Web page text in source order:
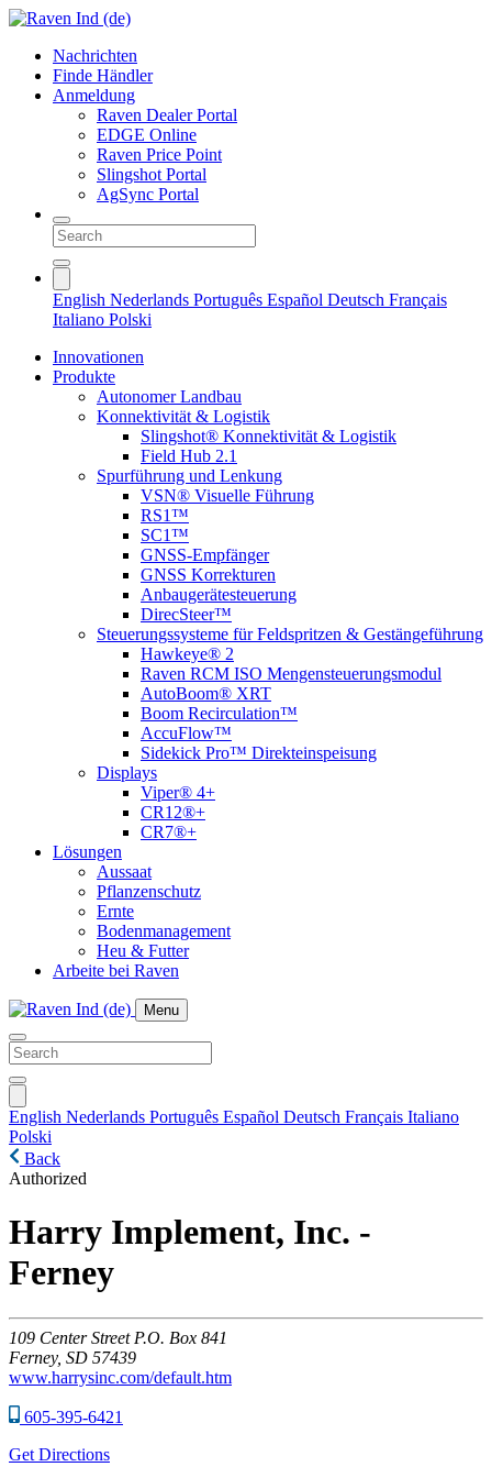
Nachrichten
Finde Händler
Anmeldung
Raven Dealer Portal
EDGE Online
Raven Price Point
Slingshot Portal
AgSync Portal
English Nederlands Português Español Deutsch Français
Italiano Polski
Innovationen
Produkte
Autonomer Landbau
Konnektivität & Logistik
Slingshot® Konnektivität & Logistik
Field Hub 2.1
Spurführung und Lenkung
VSN® Visuelle Führung
RS1™
SC1™
GNSS-Empfänger
GNSS Korrekturen
Anbaugerätesteuerung
DirecSteer™
Steuerungssysteme für Feldspritzen & Gestängeführung
Hawkeye® 2
Raven RCM ISO Mengensteuerungsmodul
AutoBoom® XRT
Boom Recirculation™
AccuFlow™
Sidekick Pro™ Direkteinspeisung
Displays
Viper® 4+
CR12®+
CR7®+
Lösungen
Aussaat
Pflanzenschutz
Ernte
Bodenmanagement
Heu & Futter
Arbeite bei Raven
Menu
English Nederlands Português Español Deutsch Français Italiano
Polski
Back
Authorized
Harry Implement, Inc. -
Ferney
109 Center Street P.O. Box 841
Ferney, SD 57439
www.harrysinc.com/default.htm
605-395-6421
Get Directions